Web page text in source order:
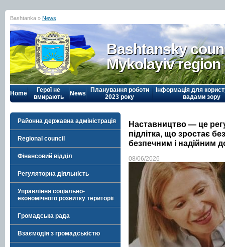
Bashtanka » News
Bashtansky
Mykolayiv region
Home
Герої не
вмирають
News
Планування роботи
2023 року
Інформація для
вадами зору
Районна державна адміністрація
Regional council
Фінансовий відділ
Регуляторна діяльність
Управління соціально-
економічного розвитку території
Громадська рада
Взаємодія з громадськістю
Наставництво — це
підлітка, що зростає
безпечним і надійним
08/06/2026